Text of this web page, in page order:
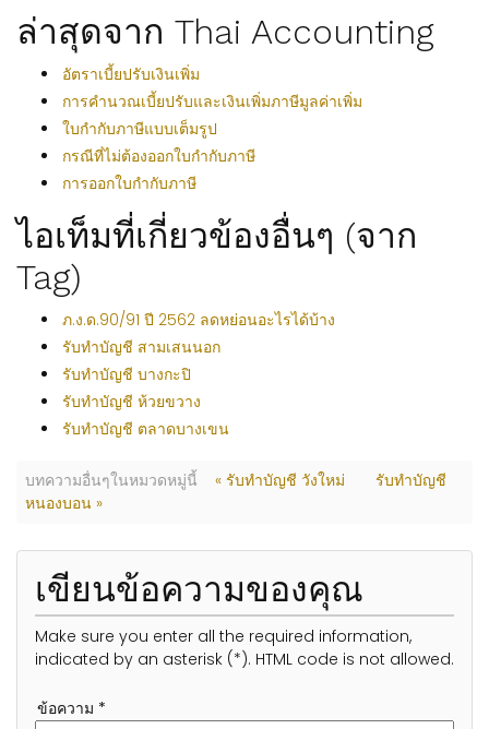
ล่าสุดจาก Thai Accounting
อัตราเบี้ยปรับเงินเพิ่ม
การคำนวณเบี้ยปรับและเงินเพิ่มภาษีมูลค่าเพิ่ม
ใบกำกับภาษีแบบเต็มรูป
กรณีที่ไม่ต้องออกใบกำกับภาษี
การออกใบกำกับภาษี
ไอเท็มที่เกี่ยวข้องอื่นๆ (จาก
Tag)
ภ.ง.ด.90/91 ปี 2562 ลดหย่อนอะไรได้บ้าง
รับทำบัญชี สามเสนนอก
รับทำบัญชี บางกะปิ
รับทำบัญชี ห้วยขวาง
รับทำบัญชี ตลาดบางเขน
บทความอื่นๆในหมวดหมู่นี้ « รับทำบัญชี วังใหม่
รับทำบัญชี
หนองบอน »
เขียนข้อความของคุณ
Make sure you enter all the required information,
indicated by an asterisk (*). HTML code is not allowed.
ข้อความ *